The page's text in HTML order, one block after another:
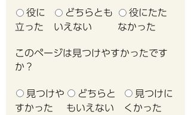
役に
立った
どちらとも
いえない
役にたた
なかった
このページは見つけやすかったです
か？
見つけや
すかった
どちらと
もいえない
見つけに
くかった